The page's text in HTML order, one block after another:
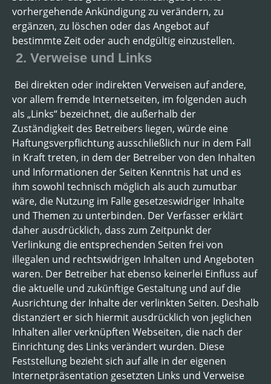
vorhergehende Ankündigung zu verändern, zu
ergänzen, zu löschen oder das Angebot auf
bestimmte Zeit oder auch endgültig einzustellen.
2. Verweise und Links
Bei direkten oder indirekten Verweisen auf andere,
vor allem fremde Internetseiten, im folgenden auch
als „Links“ bezeichnet, die außerhalb der
Zuständigkeit des Betreibers liegen, würde eine
Haftungsverpflichtung ausschließlich nur in dem Fall
in Kraft treten, in dem der Betreiber von den Inhalten
und Informationen der Seiten Kenntnis hat und es
ihm sowohl technisch möglich als auch zumutbar
wäre, die Nutzung im Falle gesetzeswidriger Inhalte
und Themen zu unterbinden. Der Verfasser erklärt
daher ausdrücklich, dass zum Zeitpunkt der
Verlinkung die entsprechenden Seiten frei von
illegalen und rechtswidrigen Inhalten und Angeboten
waren. Der Betreiber hat ebenso keinerlei Einfluss auf
die aktuelle und zukünftige Gestaltung und auf die
Ausrichtung der Inhalte der verlinkten Seiten. Deshalb
distanziert er sich hiermit ausdrücklich von jeglichen
Inhalten aller verknüpften Webseiten, die nach der
Einrichtung des Links verändert wurden. Diese
Feststellung bezieht sich auf alle in der eigenen
Internetpräsentation gesetzten Links und Verweise